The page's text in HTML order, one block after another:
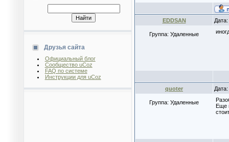
Друзья сайта
Официальный блог
Сообщество uCoz
FAQ по системе
Инструкции для uCoz
EDDSAN
Группа: Удаленные
quoter
Группа: Удаленные
Еще